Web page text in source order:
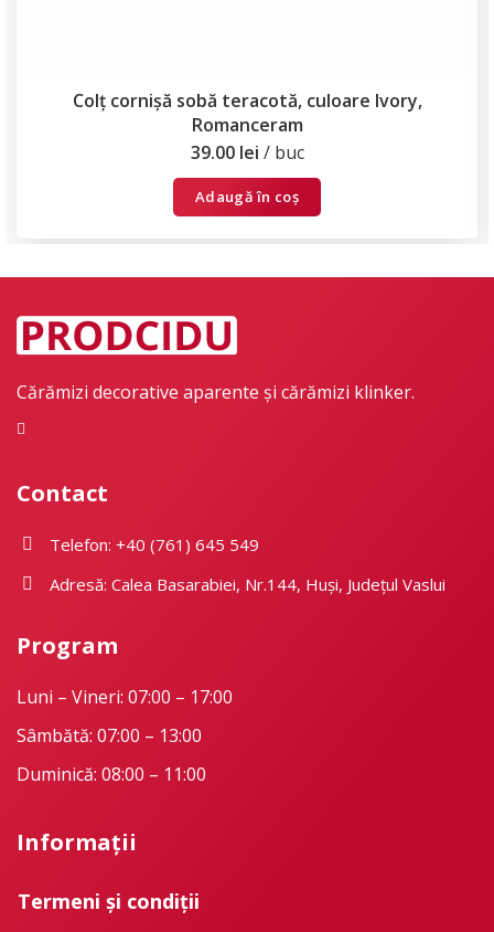
Colț cornișă sobă teracotă, culoare Ivory,
Romanceram
39.00 lei buc
Adaugă în coș
Cărămizi decorative aparente și cărămizi klinker.
Contact
Telefon: +40 (761) 645 549
Adresă: Calea Basarabiei, Nr.144, Huși, Județul Vaslui
Program
Luni – Vineri: 07:00 – 17:00
Sâmbătă: 07:00 – 13:00
Duminică: 08:00 – 11:00
Informații
Termeni și condiții